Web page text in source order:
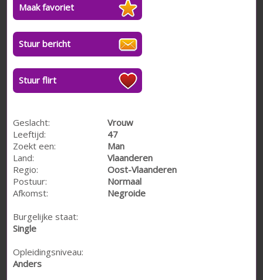
Maak favoriet
Stuur bericht
Stuur flirt
Geslacht:
Vrouw
Leeftijd:
47
Zoekt een:
Man
Land:
Vlaanderen
Regio:
Oost-Vlaanderen
Postuur:
Normaal
Afkomst:
Negroide
Burgelijke staat:
Single
Opleidingsniveau:
Anders